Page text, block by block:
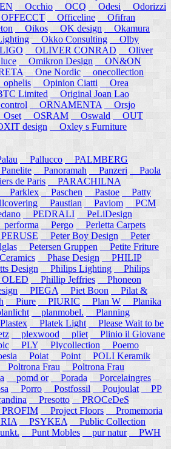
Occhio OCQ Odesi
Odorizzi
Officeline
Ofifran
Oikos OK design
Okamura
Okko Consulting
Olby
OLIVER CONRAD
Oliver
Omikron Design
ON&ON
One Nordic
onecollection
Opinion Ciatti
Orea
Limited
Original Joan Lao
ORNAMENTA
Orsjo
OSRAM Oswald
OUT
design Oxley s Furniture
Pallucco
PALMBERG
Panoramah Panzeri
Paola
de Paris
PARACHILNA
Parklex Paschen Pastoe
Patty
Paustian Paviom
PCM
PEDRALI
PeLiDesign
performa Pergo
Perletta Carpets
Peter Boy Design
Peter
Petersen Gruppen
Petite Friture
Phase Design
PHILIP
Design
Philips Lighting
Philips
OLED
Phillip Jeffries
Phoneon
PIEGA Piet Boon
Pilat &
Piure PIURIC Plan W
Planika
planmobel. Planning
Platek Light
Please Wait to be
plexwood pliet
Plinio il Giovane
PLY Plycollection
Poemo
Poiat Point
POLI Keramik
Poltrona Frau
Poltrona Frau
pomd or Porada
Porcelaingres
Porro Postfossil Poujoulat
PP
Presotto
PROCeDeS
Project Floors
Promemoria
PSYKEA
Public Collection
Punt Mobles pur natur
PWH